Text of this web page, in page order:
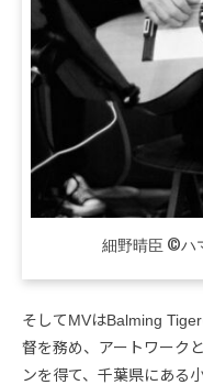
細野晴臣 ©ハマ
そしてMVはBalming
督を務め、アートワーク
ンを得て、千葉県にある